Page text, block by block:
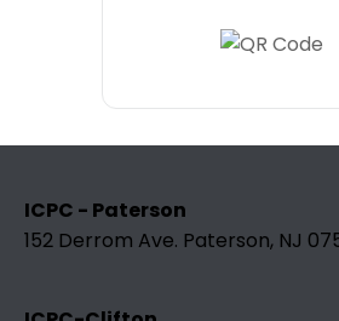
ICPC - Paterson
152 Derrom Ave. Paterson, NJ